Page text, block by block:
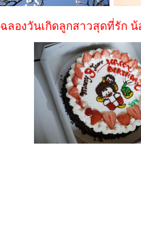
ฉลองวันเกิดลูกสาวสุดที่รัก